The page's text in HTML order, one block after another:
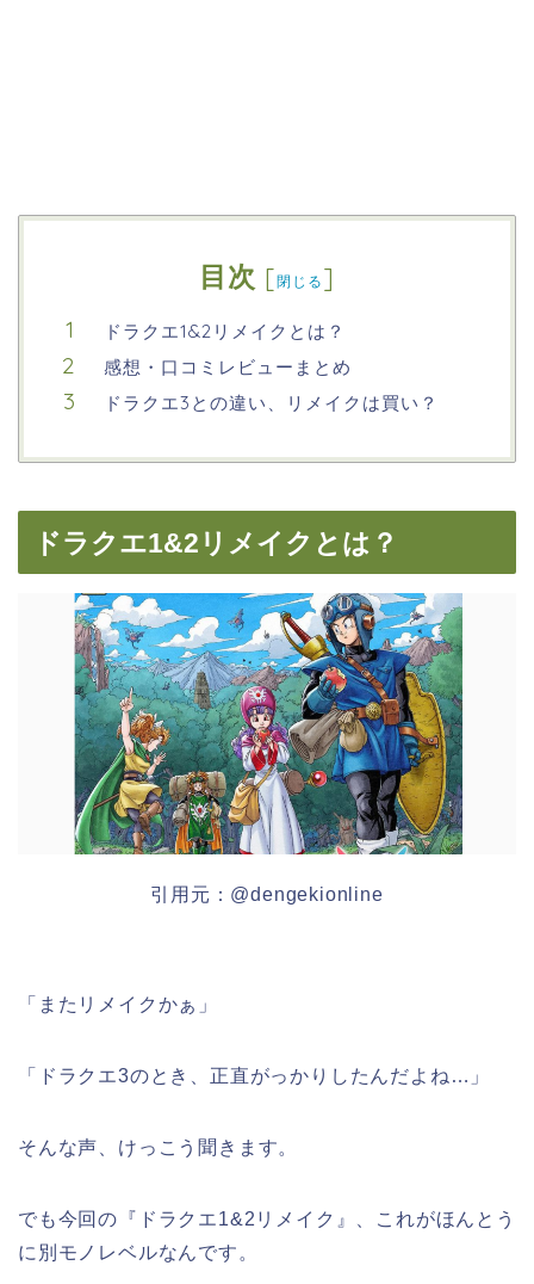
目次 [閉じる ]
ドラクエ1&2リメイクとは？
感想・口コミレビューまとめ
ドラクエ3との違い、リメイクは買い？
ドラクエ1&2リメイクとは？
引用元：@dengekionline
「またリメイクかぁ」
「ドラクエ3のとき、正直がっかりしたんだよね…」
そんな声、けっこう聞きます。
でも今回の『ドラクエ1&2リメイク』、これがほんとう
に別モノレベルなんです。